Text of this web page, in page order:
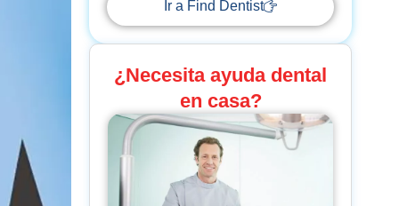
Ir a Find Dentist
¿Necesita ayuda dental
en casa?